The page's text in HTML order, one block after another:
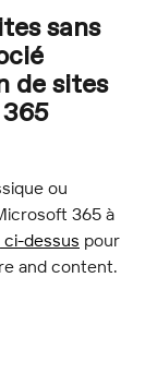
sans
de sites
ou
365 à
ci-dessus pour
and content.